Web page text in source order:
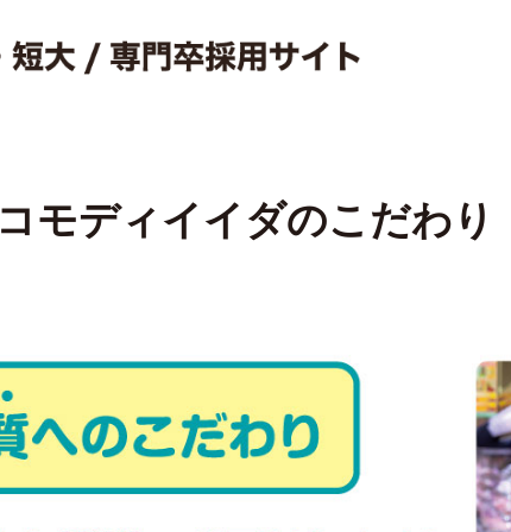
コモディイイダのこだわり